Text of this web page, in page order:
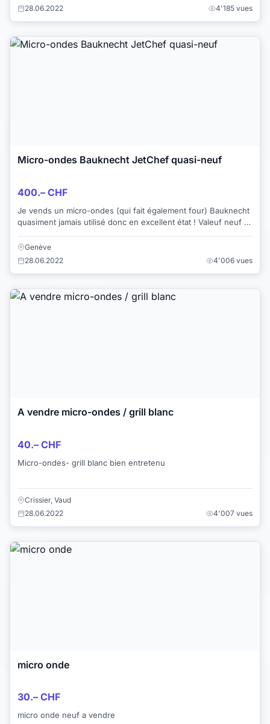
28.06.2022
4'185 vues
Micro-ondes Bauknecht JetChef quasi-neuf
400.– CHF
Je vends un micro-ondes (qui fait également four) Bauknecht
quasiment jamais utilisé donc en excellent état ! Valeuf neuf :
Genève
28.06.2022
4'006 vues
A vendre micro-ondes / grill blanc
40.– CHF
Micro-ondes- grill blanc bien entretenu
Crissier, Vaud
28.06.2022
4'007 vues
micro onde
30.– CHF
micro onde neuf a vendre